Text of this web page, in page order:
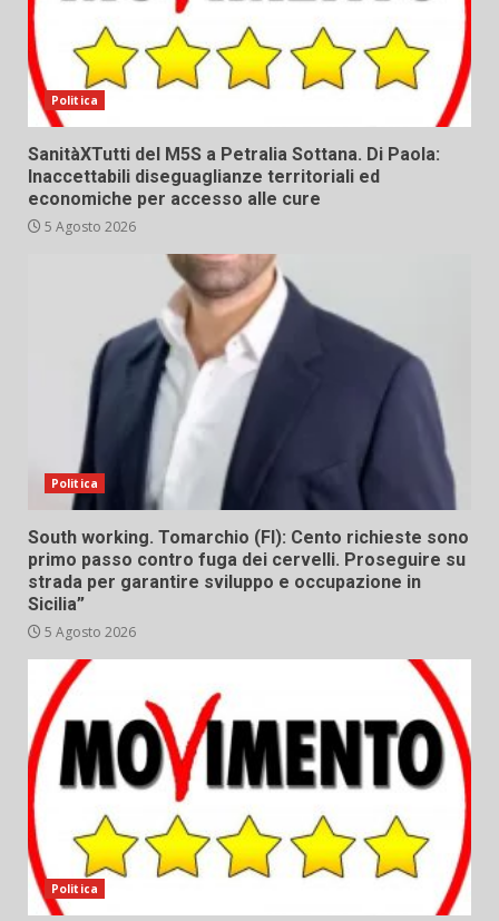
Politica
SanitàXTutti del M5S a Petralia Sottana. Di Paola:
Inaccettabili diseguaglianze territoriali ed
economiche per accesso alle cure
5 Agosto 2026
Politica
South working. Tomarchio (FI): Cento richieste sono
primo passo contro fuga dei cervelli. Proseguire su
strada per garantire sviluppo e occupazione in
Sicilia”
5 Agosto 2026
Politica